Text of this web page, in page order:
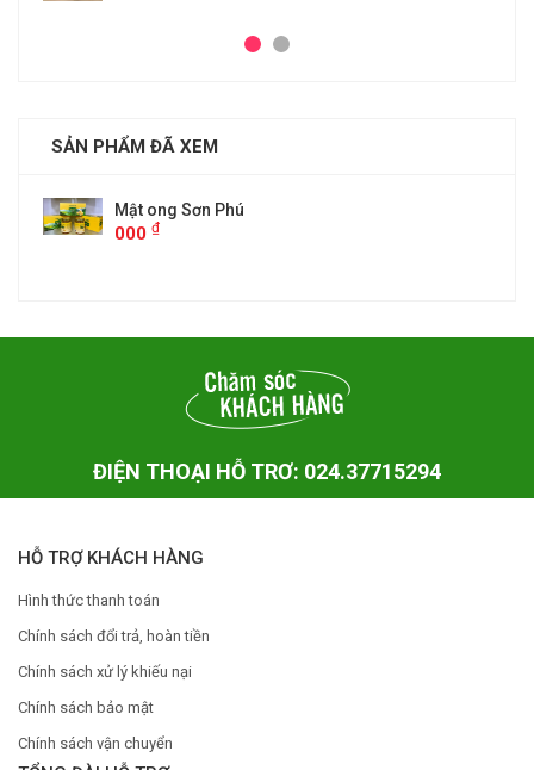
SẢN PHẨM ĐÃ XEM
Mật ong Sơn Phú
000 ₫
ĐIỆN THOẠI HỖ TRƠ: 024.37715294
HỖ TRỢ KHÁCH HÀNG
Hình thức thanh toán
Chính sách đổi trả, hoàn tiền
Chính sách xử lý khiếu nại
Chính sách bảo mật
Chính sách vận chuyển